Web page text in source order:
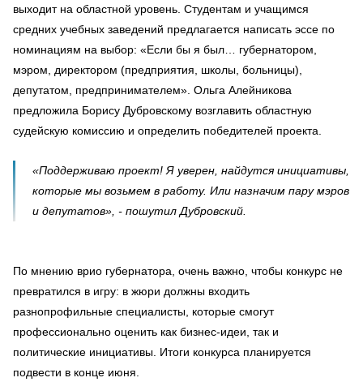
выходит на областной уровень. Студентам и учащимся
средних учебных заведений предлагается написать эссе по
номинациям на выбор: «Если бы я был… губернатором,
мэром, директором (предприятия, школы, больницы),
депутатом, предпринимателем». Ольга Алейникова
предложила Борису Дубровскому возглавить областную
судейскую комиссию и определить победителей проекта.
«Поддерживаю проект! Я уверен, найдутся инициативы,
которые мы возьмем в работу. Или назначим пару мэров
и депутатов», - пошутил Дубровский.
По мнению врио губернатора, очень важно, чтобы конкурс не
превратился в игру: в жюри должны входить
разнопрофильные специалисты, которые смогут
профессионально оценить как бизнес-идеи, так и
политические инициативы. Итоги конкурса планируется
подвести в конце июня.